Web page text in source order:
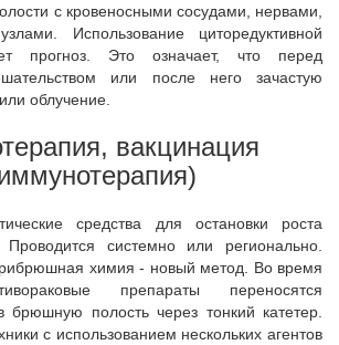
с кровеносными сосудами, нервами,
Использование циторедуктивной
прогноз. Это означает, что перед
или после него зачастую
облучение.
вакцинация
средства для остановки роста
Проводится системно или регионально.
химия - новый метод. Во время
препараты переносятся
брюшную полость через тонкий катетер.
с использованием нескольких агентов